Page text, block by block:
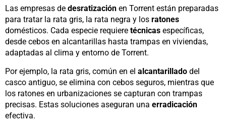
Las empresas de desratización en Torrent están preparadas
para tratar la rata gris, la rata negra y los ratones
domésticos. Cada especie requiere técnicas específicas,
desde cebos en alcantarillas hasta trampas en viviendas,
adaptadas al clima y entorno de Torrent.
Por ejemplo, la rata gris, común en el alcantarillado del
casco antiguo, se elimina con cebos seguros, mientras que
los ratones en urbanizaciones se capturan con trampas
precisas. Estas soluciones aseguran una erradicación
efectiva.